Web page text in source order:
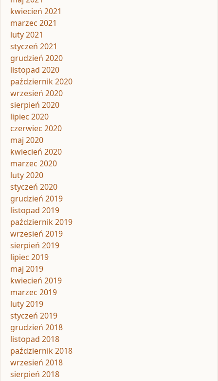
kwiecień 2021
marzec 2021
luty 2021
styczeń 2021
grudzień 2020
listopad 2020
październik 2020
wrzesień 2020
sierpień 2020
lipiec 2020
czerwiec 2020
maj 2020
kwiecień 2020
marzec 2020
luty 2020
styczeń 2020
grudzień 2019
listopad 2019
październik 2019
wrzesień 2019
sierpień 2019
lipiec 2019
maj 2019
kwiecień 2019
marzec 2019
luty 2019
styczeń 2019
grudzień 2018
listopad 2018
październik 2018
wrzesień 2018
sierpień 2018